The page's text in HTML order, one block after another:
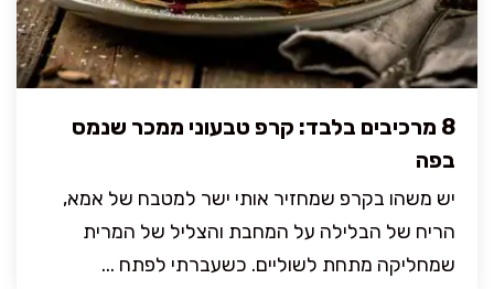
8 מרכיבים בלבד: קרפ טבעוני ממכר שנמס
בפה
יש משהו בקרפ שמחזיר אותי ישר למטבח של אמא,
הריח של הבלילה על המחבת והצליל של המרית
שמחליקה מתחת לשוליים. כשעברתי לפתח ...